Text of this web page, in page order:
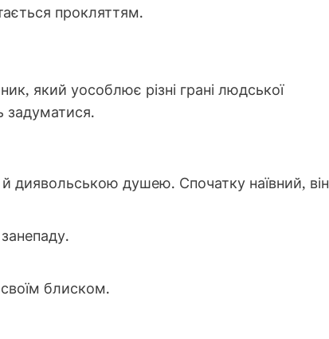
прокляттям.
який уособлює різні грані людської
диявольською душею. Спочатку наївний, він
блиском.